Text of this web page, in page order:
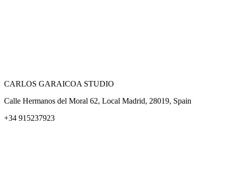
CARLOS GARAICOA STUDIO
Calle Hermanos del Moral 62, Local Madrid, 28019, Spain
+34 915237923